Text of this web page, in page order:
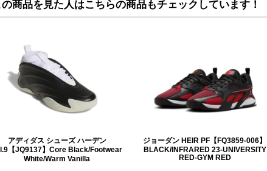
商品を見た人はこちらの商品もチェックしています！
アディダス シューズ ハーデン
【JQ9137】Core Black/Footwear
White/Warm Vanilla
ジョーダン HEIR PF【FQ3859-006】
BLACK/INFRARED 23-UNIVERSITY
RED-GYM RED